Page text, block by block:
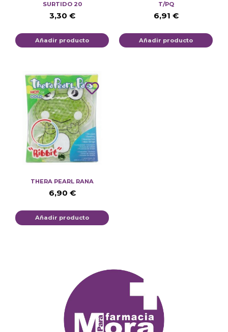
SURTIDO 20
3,30 €
Añadir producto
T/PQ
6,91 €
Añadir producto
THERA PEARL RANA
6,90 €
Añadir producto